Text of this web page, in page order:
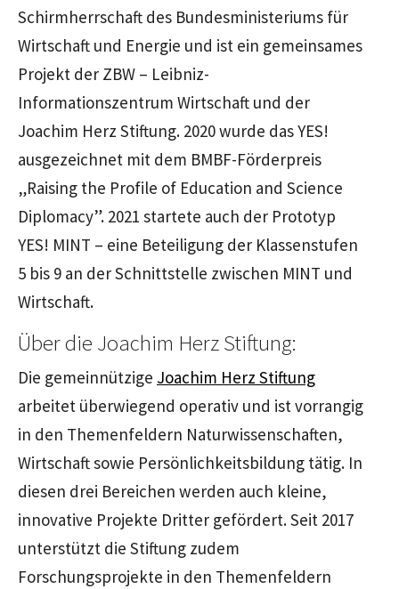
Schirmherrschaft des Bundesministeriums für
Wirtschaft und Energie und ist ein gemeinsames
Projekt der ZBW – Leibniz-
Informationszentrum Wirtschaft und der
Joachim Herz Stiftung. 2020 wurde das YES!
ausgezeichnet mit dem BMBF-Förderpreis
„Raising the Profile of Education and Science
Diplomacy”. 2021 startete auch der Prototyp
YES! MINT – eine Beteiligung der Klassenstufen
5 bis 9 an der Schnittstelle zwischen MINT und
Wirtschaft.
Über die Joachim Herz Stiftung:
Die gemeinnützige Joachim Herz Stiftung
arbeitet überwiegend operativ und ist vorrangig
in den Themenfeldern Naturwissenschaften,
Wirtschaft sowie Persönlichkeitsbildung tätig. In
diesen drei Bereichen werden auch kleine,
innovative Projekte Dritter gefördert. Seit 2017
unterstützt die Stiftung zudem
Forschungsprojekte in den Themenfeldern